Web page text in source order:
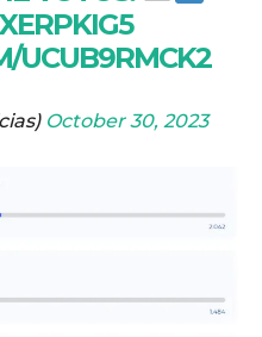
UCUB9RMCK2
October 30, 2023